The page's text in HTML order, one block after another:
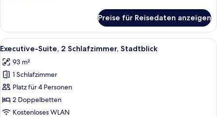
Suite,
Schlafzimmer
Preise für Reisedaten anzeigen
Alle
Fotos
für
Executive-
Suite,
2 Schlafzimmer,
Stadtblick
Executive-Suite, 2 Schlafzimmer,
14
Executive-Suite, 2 Schlafzimmer, Stadtblick
93 m²
1 Schlafzimmer
Platz für 4 Personen
2 Doppelbetten
Kostenloses WLAN